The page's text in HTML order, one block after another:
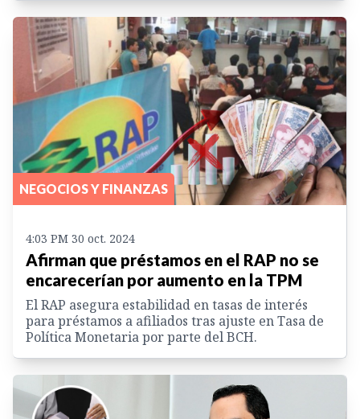
NEGOCIOS Y FINANZAS
4:03 PM 30 oct. 2024
Afirman que préstamos en el RAP no se
encarecerían por aumento en la TPM
El RAP asegura estabilidad en tasas de interés
para préstamos a afiliados tras ajuste en Tasa de
Política Monetaria por parte del BCH.